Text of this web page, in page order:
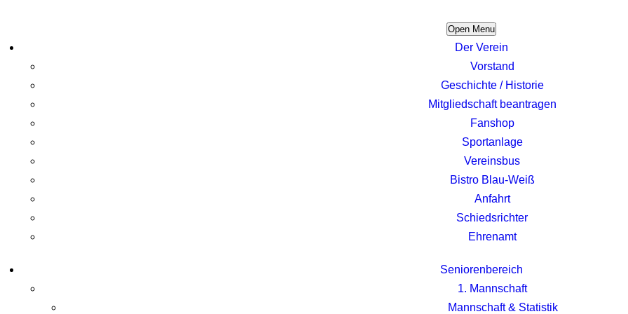
Open Menu
Der Verein
Vorstand
Geschichte / Historie
Mitgliedschaft beantragen
Fanshop
Sportanlage
Vereinsbus
Bistro Blau-Weiß
Anfahrt
Schiedsrichter
Ehrenamt
Seniorenbereich
1. Mannschaft
Mannschaft & Statistik